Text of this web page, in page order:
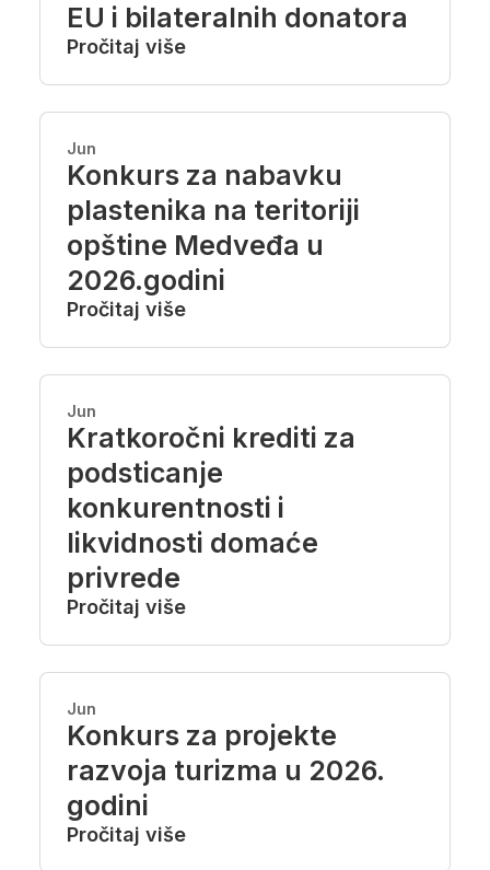
EU i bilateralnih donatora
Pročitaj više
Jun
Konkurs za nabavku
plastenika na teritoriji
opštine Medveđa u
2026.godini
Pročitaj više
Jun
Kratkoročni krediti za
podsticanje
konkurentnosti i
likvidnosti domaće
privrede
Pročitaj više
Jun
Konkurs za projekte
razvoja turizma u 2026.
godini
Pročitaj više